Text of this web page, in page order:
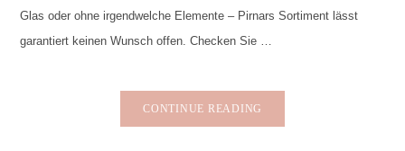
Glas oder ohne irgendwelche Elemente – Pirnars Sortiment lässt
garantiert keinen Wunsch offen. Checken Sie …
CONTINUE READING